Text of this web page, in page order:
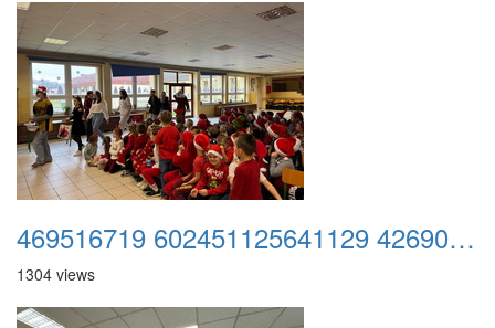
469516719 602451125641129 4269075518600081324 n
1304 views